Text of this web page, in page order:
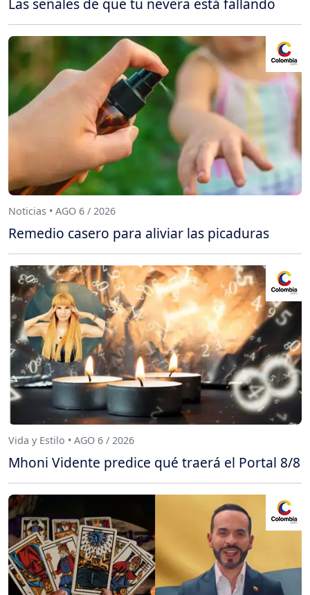
Noticias • AGO 6 / 2026
Remedio casero para aliviar las picaduras
Vida y Estilo • AGO 6 / 2026
Mhoni Vidente predice qué traerá el Portal 8/8